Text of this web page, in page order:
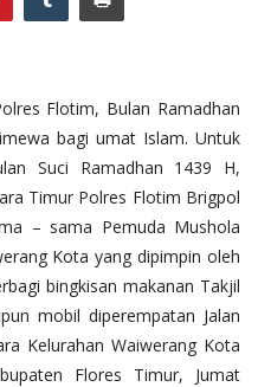
Flotim, Bulan Ramadhan
bagi umat Islam. Untuk
Suci Ramadhan 1439 H,
Timur Polres Flotim Brigpol
– sama Pemuda Mushola
Kota yang dipimpin oleh
bingkisan makanan Takjil
mobil diperempatan Jalan
Kelurahan Waiwerang Kota
Flores Timur, Jumat